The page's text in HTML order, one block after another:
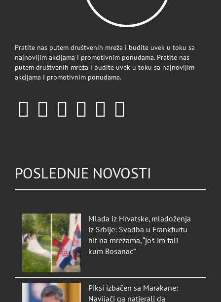
Pratite nas putem društvenih mreža i budite uvek u toku sa
najnovijim akcijama i promotivnim ponudama. Pratite nas
putem društvenih mreža i budite uvek u toku sa najnovijim
akcijama i promotivnim ponudama.
POSLEDNJE NOVOSTI
Mlada iz Hrvatske, mladoženja
iz Srbije: Svadba u Frankfurtu
hit na mrežama, “još im fali
kum Bosanac”
Piksi izbačen sa Marakane:
Navijači ga natjerali da